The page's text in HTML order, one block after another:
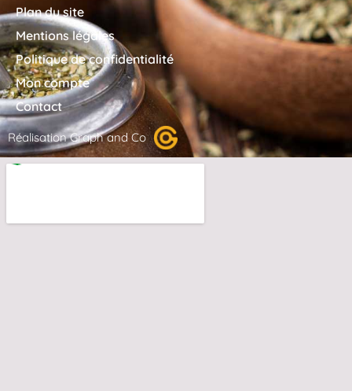
Plan du site
Mentions légales
Politique de confidentialité
Mon compte
Contact
Réalisation Graph and Co